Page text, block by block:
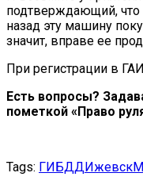
подтверждающий, что
назад эту машину
значит, вправе ее
При регистрации в
Есть вопросы?
пометкой «Право
Tags: ГИБДДИжевск